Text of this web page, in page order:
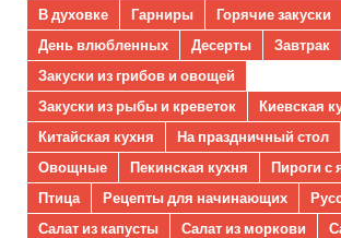
В духовке Гарниры
Горячие закуски
День влюбленных
Десерты
Завтрак
Закуски из грибов и овощей
Закуски из рыбы и креветок
Киевская
Китайская кухня
На праздничный стол
Овощные
Пекинская кухня
Пироги с
Птица
Рецепты для начинающих
Салат из капусты
Салат из моркови